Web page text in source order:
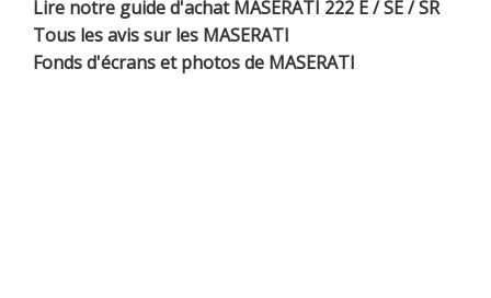
Lire notre guide d'achat MASERATI 222 E / SE / SR
Tous les avis sur les MASERATI
Fonds d'écrans et photos de MASERATI